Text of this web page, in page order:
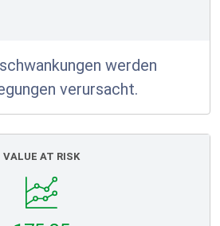
werden
verursacht.
VALUE AT RISK